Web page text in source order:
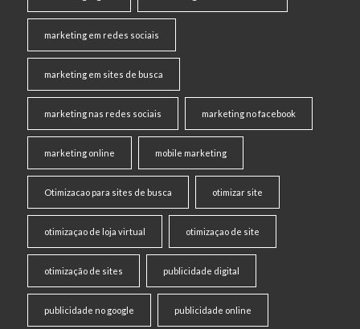
marketing em redes sociais
marketing em sites de busca
marketing nas redes sociais marketing no facebook
marketing online mobile marketing
Otimizacao para sites de busca otimizar site
otimizaçao de loja virtual otimizaçao de site
otimização de sites publicidade digital
publicidade no google publicidade online